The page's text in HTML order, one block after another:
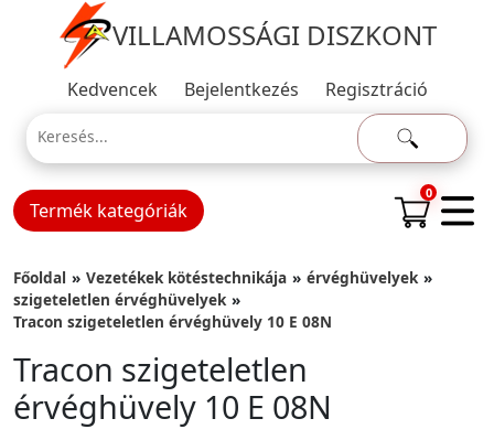
VILLAMOSSÁGI DISZKONT
Kedvencek Bejelentkezés Regisztráció
Termék kategóriák
0
Főoldal Vezetékek kötéstechnikája
érvéghüvelyek
szigeteletlen érvéghüvelyek
Tracon szigeteletlen érvéghüvely 10 E 08N
Tracon szigeteletlen
érvéghüvely 10 E 08N